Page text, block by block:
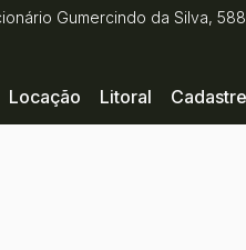
Gumercindo da Silva, 588
Litoral
Locação